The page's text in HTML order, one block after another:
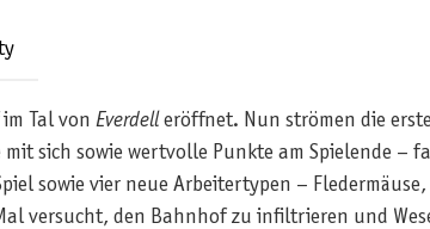
Tal von Everdelleröffnet. Nun strömen die
sich sowie wertvolle Punkte am Spielende –
sowie vier neue Arbeitertypen –
versucht, den Bahnhof zu infiltrieren und